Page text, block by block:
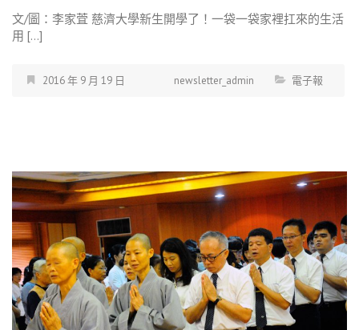
文/圖：李家萓 慈濟大學新生開學了！一袋一袋家裡扛來的生活
用 […]
2016 年 9 月 19 日 newsletter_admin 電子報